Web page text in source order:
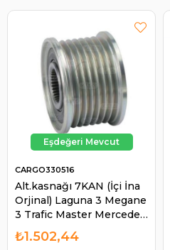
Alt.kasnağı 7KAN (İçi İna
Orjinal) Laguna 3 Megane
3 Trafic Master Mercedes
Vito 552305 | CARGO
330516
CARGO330516
₺1.502,44